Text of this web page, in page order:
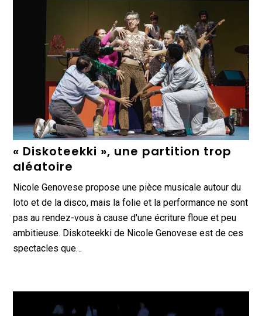
« Diskoteekki », une partition trop
aléatoire
Nicole Genovese propose une pièce musicale autour du
loto et de la disco, mais la folie et la performance ne sont
pas au rendez-vous à cause d'une écriture floue et peu
ambitieuse. Diskoteekki de Nicole Genovese est de ces
spectacles que…